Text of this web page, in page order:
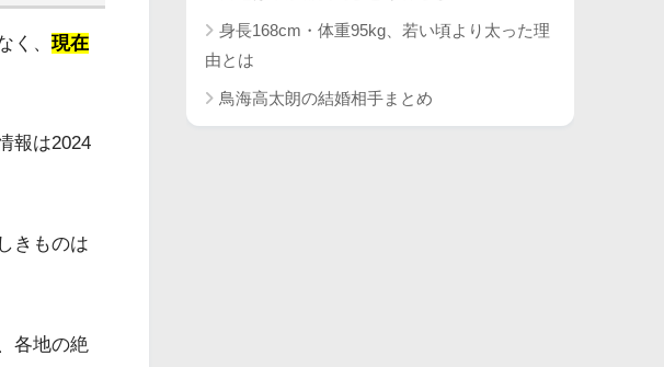
く、 現在
報は2024
きものは
各地の絶
身長168cm・体重95kg、若い頃より太った理
由とは
鳥海高太朗の結婚相手まとめ